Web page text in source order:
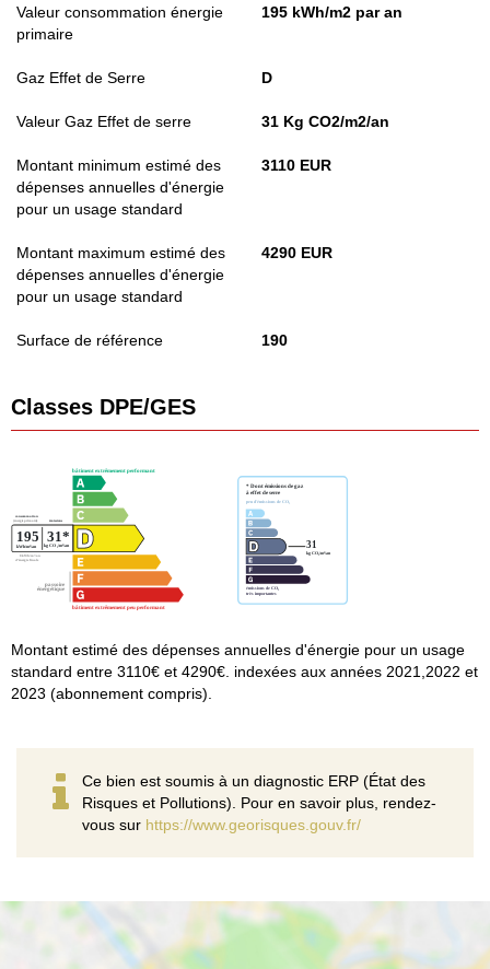
Valeur consommation énergie
primaire
195 kWh/m2 par an
Gaz Effet de Serre D
Valeur Gaz Effet de serre 31 Kg CO2/m2/an
Montant minimum estimé des
dépenses annuelles d'énergie
pour un usage standard
3110 EUR
Montant maximum estimé des
dépenses annuelles d'énergie
pour un usage standard
4290 EUR
Surface de référence 190
Classes DPE/GES
Montant estimé des dépenses annuelles d'énergie pour un usage
standard entre 3110€ et 4290€. indexées aux années 2021,2022 et
2023 (abonnement compris).
Ce bien est soumis à un diagnostic ERP (État des
Risques et Pollutions). Pour en savoir plus, rendez-
vous sur https://www.georisques.gouv.fr/